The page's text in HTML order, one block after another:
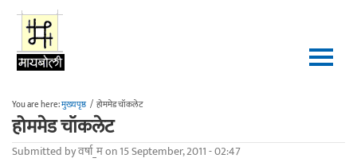
Skip to main content
You are here:मुख्यपृष्ठ / होममेड चॉकलेट
होममेड चॉकलेट
Submitted byवर्षा_मon 15 September, 2011 - 02:47